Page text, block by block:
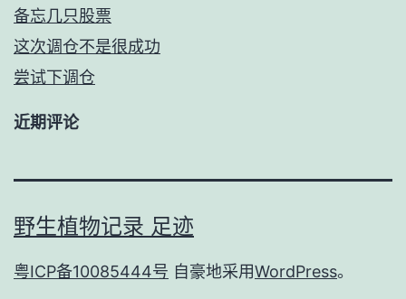
备忘几只股票
这次调仓不是很成功
尝试下调仓
近期评论
野生植物记录 足迹
粤ICP备10085444号 自豪地采用WordPress。